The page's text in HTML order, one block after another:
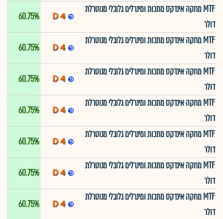
MTF מחקה אינדקס מתכות ומינרלים גלובלי מנוטרלת
דולר
60.75%
MTF מחקה אינדקס מתכות ומינרלים גלובלי מנוטרלת
דולר
60.75%
MTF מחקה אינדקס מתכות ומינרלים גלובלי מנוטרלת
דולר
60.75%
MTF מחקה אינדקס מתכות ומינרלים גלובלי מנוטרלת
דולר
60.75%
MTF מחקה אינדקס מתכות ומינרלים גלובלי מנוטרלת
דולר
60.75%
MTF מחקה אינדקס מתכות ומינרלים גלובלי מנוטרלת
דולר
60.75%
MTF מחקה אינדקס מתכות ומינרלים גלובלי מנוטרלת
דולר
60.75%